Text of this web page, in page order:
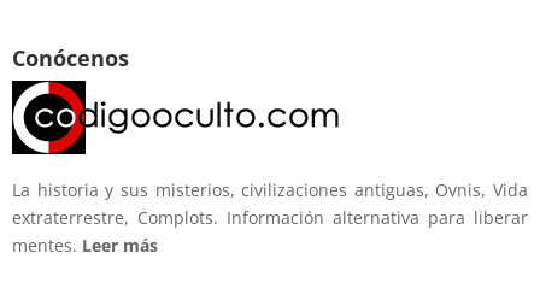
Conócenos
La historia y sus misterios, civilizaciones antiguas, Ovnis, Vida
extraterrestre, Complots. Información alternativa para liberar
mentes. Leer más